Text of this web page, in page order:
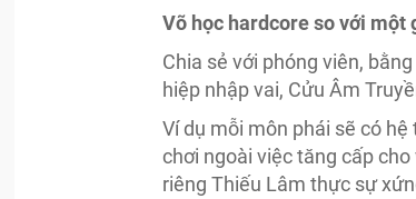
Võ học hardcore so với một
Chia sẻ với phóng viên,
hiệp nhập vai, Cửu Âm
Ví dụ mỗi môn phái sẽ có
chơi ngoài việc tăng cấp
riêng Thiếu Lâm thực sự